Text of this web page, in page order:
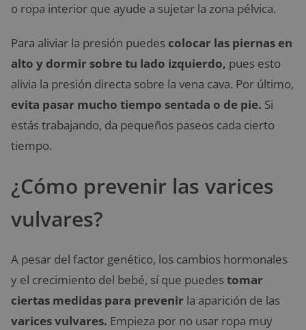
o ropa interior que ayude a sujetar la zona pélvica.
Para aliviar la presión puedes colocar las piernas en
alto y dormir sobre tu lado izquierdo, pues esto
alivia la presión directa sobre la vena cava. Por último,
evita pasar mucho tiempo sentada o de pie. Si
estás trabajando, da pequeños paseos cada cierto
tiempo.
¿Cómo prevenir las varices
vulvares?
A pesar del factor genético, los cambios hormonales
y el crecimiento del bebé, sí que puedestomar
ciertas medidas para prevenir la aparición de las
varices vulvares. Empieza por no usar ropa muy